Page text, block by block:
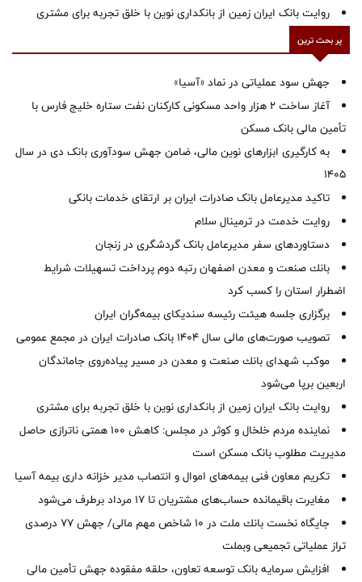
روایت بانک ایران زمین از بانکداری نوین با خلق تجربه برای مشتری
پر بحث ترین
جهش سود عملیاتی در نماد «آسیا»
آغاز ساخت ۲ هزار واحد مسکونی کارکنان نفت ستاره خلیج فارس با
تأمین مالی بانک مسکن
به کارگیری ابزارهای نوین مالی، ضامن جهش سودآوری بانک دی در سال
1405
تاکید مدیرعامل بانک صادرات ایران بر ارتقای خدمات بانکی
روایت خدمت در ترمینال سلام
دستاوردهای سفر مدیرعامل بانک گردشگری در زنجان
بانك صنعت و معدن اصفهان رتبه دوم پرداخت تسهیلات شرایط
اضطرار استان را كسب كرد
برگزاری جلسه هیئت رئیسه سندیکای بیمه‌گران ایران
تصویب صورت‌های مالی سال ۱۴۰۴ بانک صادرات ایران در مجمع عمومی
موكب شهدای بانك صنعت و معدن در مسیر پیاده‌روی جاماندگان
اربعین برپا می‌شود
روایت بانک ایران زمین از بانکداری نوین با خلق تجربه برای مشتری
نماینده مردم خلخال و کوثر در مجلس: کاهش ۱۰۰ همتی ناترازی حاصل
مدیریت مطلوب بانک مسکن است
تکریم معاون فنی بیمه‌های اموال و انتصاب مدیر خزانه داری بیمه آسیا
مغایرت‌ باقیمانده حساب‌های مشتریان تا ۱۷ مرداد برطرف می‌شود
جایگاه نخست بانك ملت در 10 شاخص مهم مالی/ جهش 77 درصدی
تراز عملیاتی تجمیعی وبملت
افزایش سرمایه بانک توسعه تعاون، حلقه مفقوده جهش تأمین مالی